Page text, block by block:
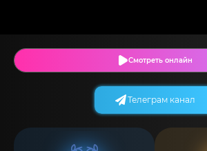
Смотреть онлайн
Телеграм канал